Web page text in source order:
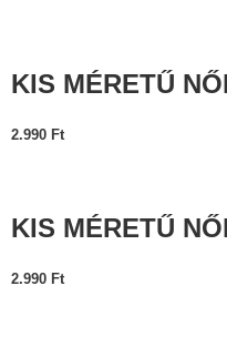
KIS MÉRETŰ
2.990 Ft
KIS MÉRETŰ
2.990 Ft